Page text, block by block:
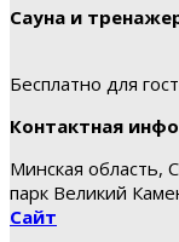
Сауна и
Бесплатно для
Контактная
Минская область,
парк Великий
Сайт